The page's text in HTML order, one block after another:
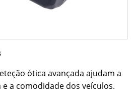
ótica avançada ajudam a
a comodidade dos veículos.